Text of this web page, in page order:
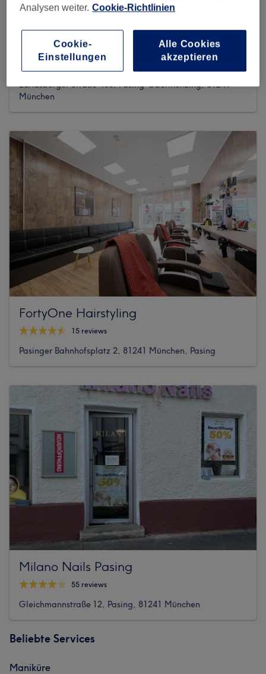
Samis Cut Friseur
218 reviews
Landsberger Straße 483, Pasing-Obermenzing, 81241
München
FortyOne Hairstyling
15 reviews
Pasinger Bahnhofsplatz 2, 81241 München, Pasing
Milano Nails Pasing
55 reviews
Gleichmannstraße 12, Pasing, 81241 München
Beliebte Services
Maniküre
Analysen weiter. Cookie-Richtlinien
Cookie-
Einstellungen
Alle Cookies
akzeptieren